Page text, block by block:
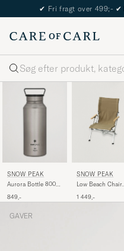
✔ Fri fragt over 499;- ✔
Søg
SNOW PEAK
Aurora Bottle 800
849,-
SNOW PEAK
Low Beach Chair
1 449,-
GAVER